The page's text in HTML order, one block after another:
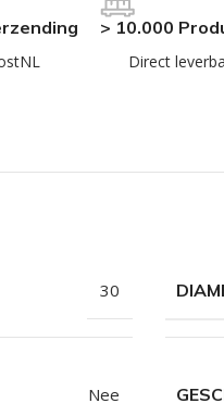
> 10.000
Direct
30
Nee